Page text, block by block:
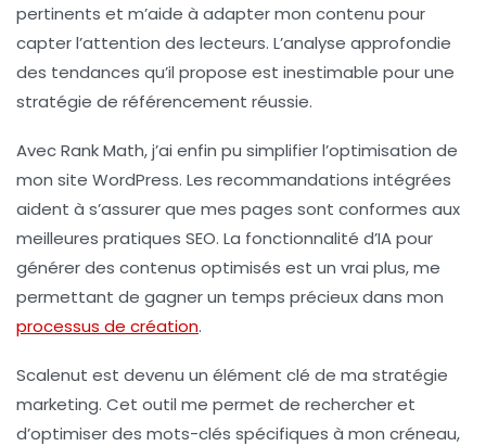
pertinents et m’aide à adapter mon contenu pour
capter l’attention des lecteurs. L’analyse approfondie
des tendances qu’il propose est inestimable pour une
stratégie de référencement réussie.
AvecRank Math, j’ai enfin pu simplifier l’optimisation de
mon site WordPress. Les recommandations intégrées
aident à s’assurer que mes pages sont conformes aux
meilleures pratiques SEO. La fonctionnalité d’IA pour
générer des contenus optimisés est un vrai plus, me
permettant de gagner un temps précieux dans mon
processus de création.
Scalenut est devenu un élément clé de ma stratégie
marketing. Cet outil me permet de rechercher et
d’optimiser des mots-clés spécifiques à mon créneau,